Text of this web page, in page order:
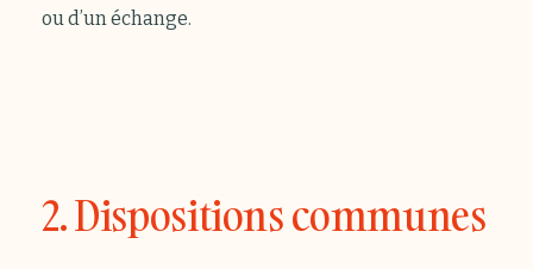
ou d’un échange.
2. Dispositions communes